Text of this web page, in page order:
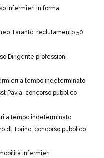
infermieri in forma
Taranto, reclutamento 50
Dirigente professioni
a tempo indeterminato
Pavia, concorso pubblico
a tempo indeterminato
di Torino, concorso pubblico
infermieri